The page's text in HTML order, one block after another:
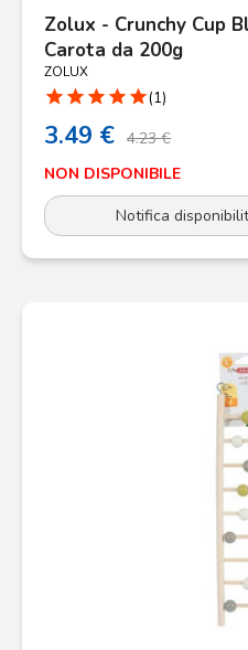
Zolux - Crunchy Cup
Carota da 200g
ZOLUX
star star star star star(1)
3.49 € 4.23 €
NON DISPONIBILE
Notifica